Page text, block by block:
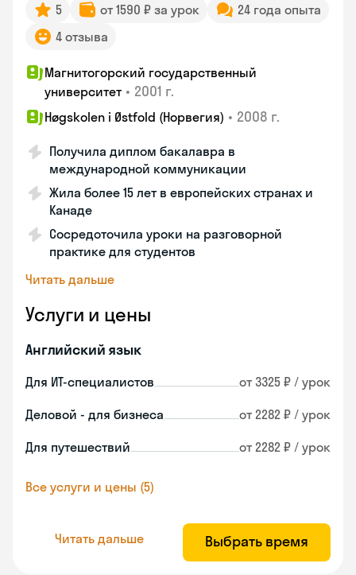
5 от 1590 ₽ за урок
24 года опыта
4 отзыва
Магнитогорский государственный
университет • 2001 г.
Høgskolen i Østfold (Норвегия) • 2008 г.
Получила диплом бакалавра в
международной коммуникации
Жила более 15 лет в европейских странах и
Канаде
Сосредоточила уроки на разговорной
практике для студентов
Читать дальше
Услуги и цены
Английский язык
Для ИТ-специалистов от 3325 ₽ / урок
Деловой - для бизнеса от 2282 ₽ / урок
Для путешествий от 2282 ₽ / урок
Все услуги и цены (5)
Читать дальше Выбрать время